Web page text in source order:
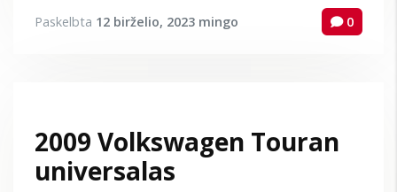
Paskelbta 12 birželio, 2023 mingo 0
2009 Volkswagen Touran
universalas